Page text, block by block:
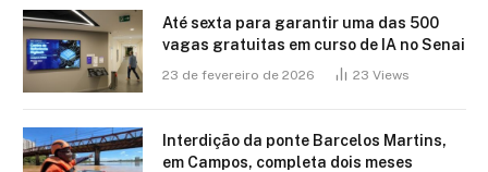
Até sexta para garantir uma das 500
vagas gratuitas em curso de IA no Senai
23 de fevereiro de 2026 23 Views
Interdição da ponte Barcelos Martins,
em Campos, completa dois meses